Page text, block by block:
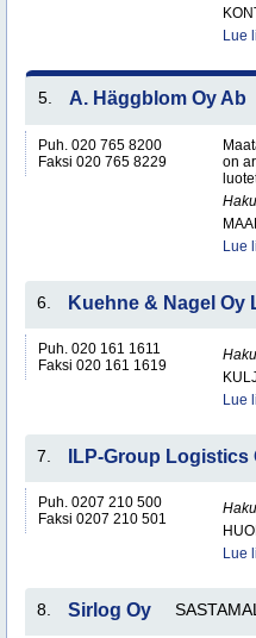
Lue
5. A. Häggblom Oy Ab
Puh. 020 765 8200
Faksi 020 765 8229
on
Lue
6. Kuehne & Nagel Oy
Puh. 020 161 1611
Faksi 020 161 1619
Lue
7. ILP-Group Logistics
Puh. 0207 210 500
Faksi 0207 210 501
Lue
8. Sirlog Oy